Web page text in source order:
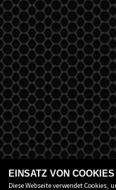
EINSATZ VON COOKIES
Diese Webseite verwendet